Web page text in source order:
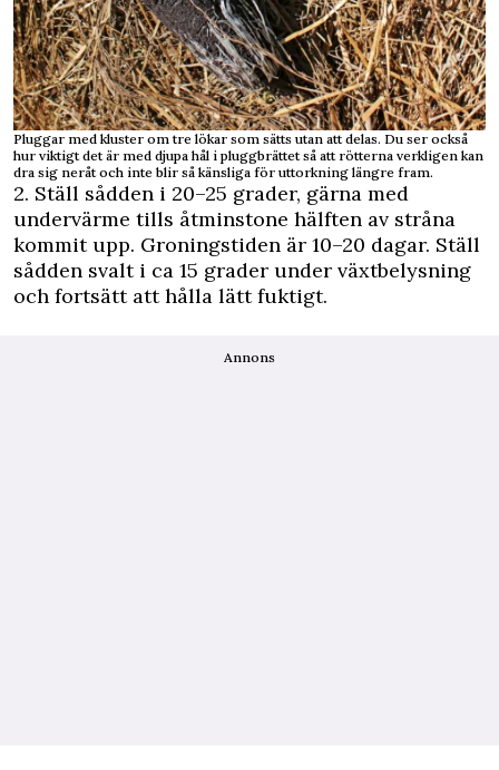
Pluggar med kluster om tre lökar som sätts utan att delas. Du ser också
hur viktigt det är med djupa hål i pluggbrättet så att rötterna verkligen kan
dra sig neråt och inte blir så känsliga för uttorkning längre fram.
2. Ställ sådden i 20–25 grader, gärna med
undervärme tills åtminstone hälften av stråna
kommit upp. Groningstiden är 10–20 dagar. Ställ
sådden svalt i ca 15 grader under växtbelysning
och fortsätt att hålla lätt fuktigt.
Annons